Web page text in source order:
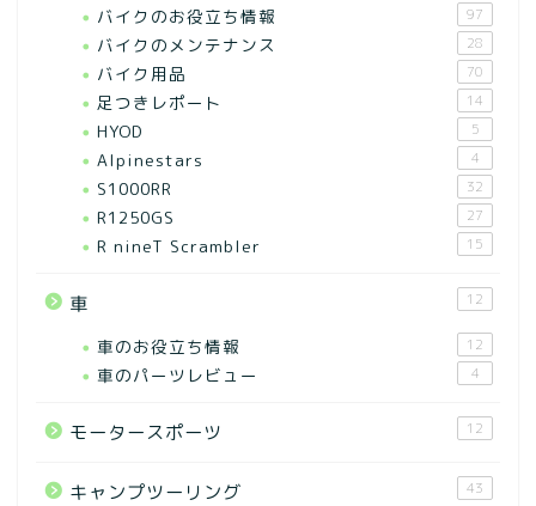
バイクのお役立ち情報 97
バイクのメンテナンス 28
バイク用品 70
足つきレポート 14
HYOD 5
Alpinestars 4
S1000RR 32
R1250GS 27
R nineT Scrambler 15
車 12
車のお役立ち情報 12
車のパーツレビュー 4
モータースポーツ 12
キャンプツーリング 43